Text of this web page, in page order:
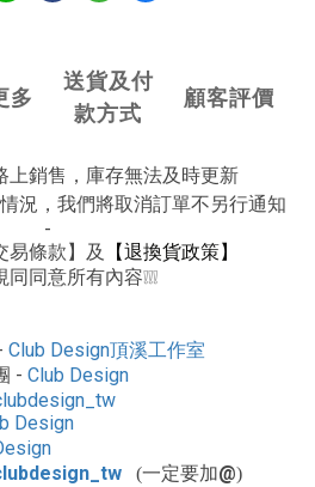
多
送貨及付
款方式
顧客評價
上銷售，庫存無法及時更新
況，我們將取消訂單不另行通知
-
易條款】及
【退換貨政策】
同同意所有內容❕❕❕
Club Design頂溪工作室
- Club Design
Design
(一定要加@)